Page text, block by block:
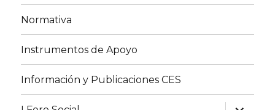
Normativa
Instrumentos de Apoyo
Información y Publicaciones CES
expande